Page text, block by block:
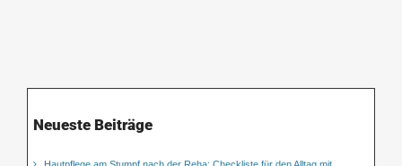
Neueste Beiträge